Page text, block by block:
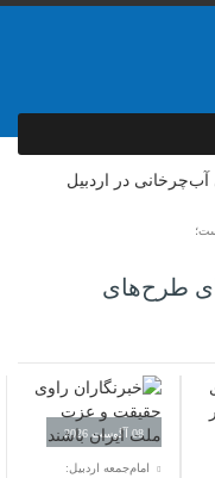
طرح‌های
08 آگوست 2026
امام‌جمعه اردبیل: